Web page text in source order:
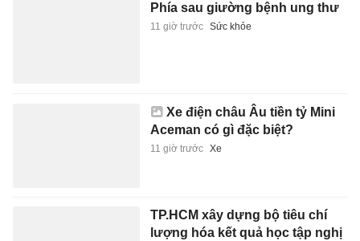
Phía sau giường bệnh ung thư
11 giờ trước Sức khỏe
Xe điện châu Âu tiền tỷ Mini
Aceman có gì đặc biệt?
11 giờ trước Xe
TP.HCM xây dựng bộ tiêu chí
lượng hóa kết quả học tập nghị